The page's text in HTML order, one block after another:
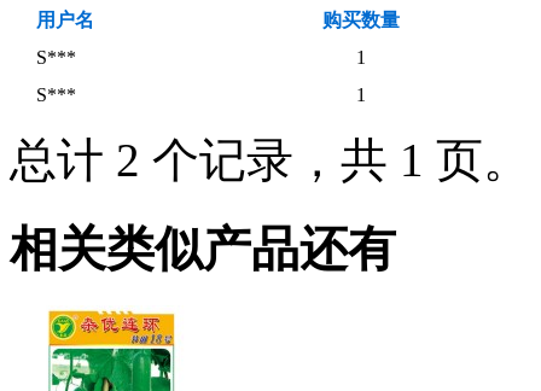
用户名
购买数量
S***
1
S***
1
总计 2 个记录，共 1 页。
相关类似产品还有